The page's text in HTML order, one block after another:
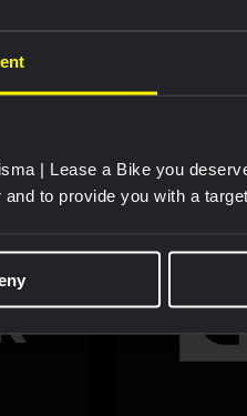
| Lease a Bike you
to provide you with a